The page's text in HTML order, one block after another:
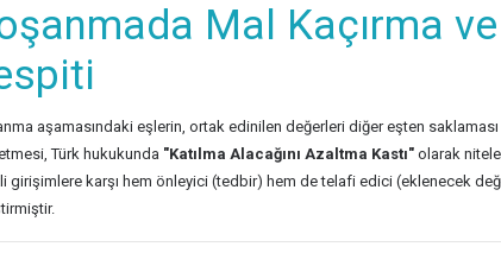
Mal Kaçırma
aşamasındaki eşlerin, ortak edinilen değerleri diğer eşten
Türk hukukunda "Katılma Alacağını Azaltma Kastı" olarak
girişimlere karşı hem önleyici (tedbir) hem de telafi edici (eklenecek